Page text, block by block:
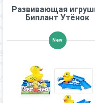
Развивающая
Биплант Утёнок
New